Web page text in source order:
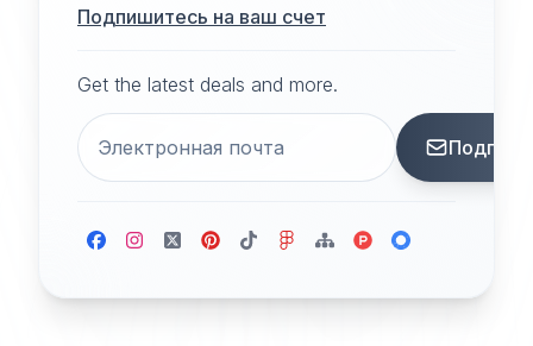
Подпишитесь на ваш счет
Get the latest deals and more.